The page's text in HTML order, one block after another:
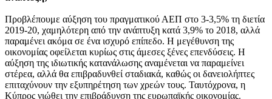
Προβλέπουμε αύξηση του πραγματικού ΑΕΠ στο 3-3,5% τη διετία
2019-20, χαμηλότερη από την ανάπτυξη κατά 3,9% το 2018, αλλά
παραμένει ακόμα σε ένα ισχυρό επίπεδο. Η μεγέθυνση της
οικονομίας οφείλεται κυρίως στις άμεσες ξένες επενδύσεις. Η
αύξηση της ιδιωτικής κατανάλωσης αναμένεται να παραμείνει
στέρεα, αλλά θα επιβραδυνθεί σταδιακά, καθώς οι δανειολήπτες
επιταχύνουν την εξυπηρέτηση των χρεών τους. Ταυτόχρονα, η
Κύπρος νιώθει την επιβράδυνση της ευρωπαϊκής οικονομίας.